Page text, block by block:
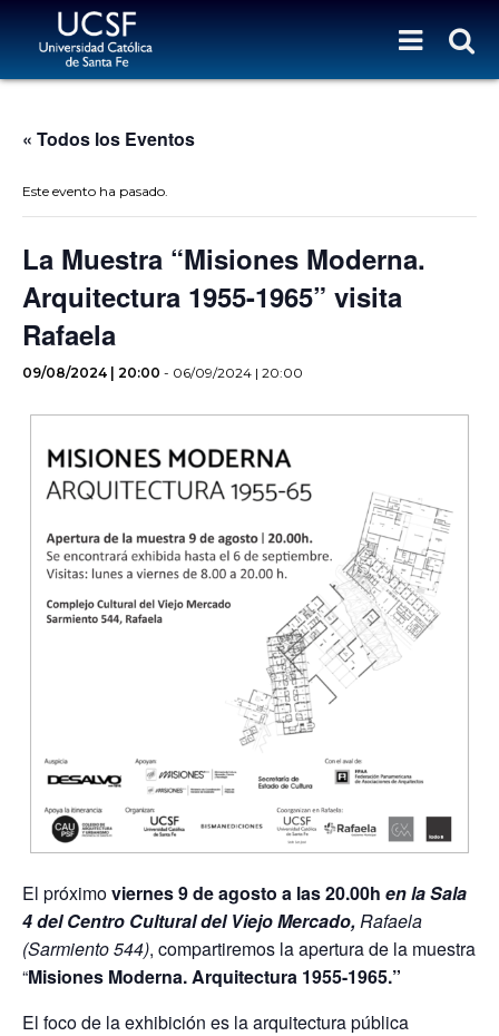
« Todos los Eventos
Este evento ha pasado.
La Muestra “Misiones Moderna.
Arquitectura 1955-1965” visita
Rafaela
09/08/2024 | 20:00 - 06/09/2024 | 20:00
El próximoviernes 9 de agosto a las 20.00h en la Sala
4 del Centro Cultural del Viejo Mercado,Rafaela
(Sarmiento 544), compartiremos la apertura de la muestra
“Misiones Moderna. Arquitectura 1955-1965.”
El foco de la exhibición es la arquitectura pública